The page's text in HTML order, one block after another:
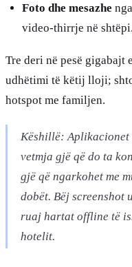
Foto dhe mesazhe
video-thirrje në shtëpi.
Tre deri në pesë gigabajt
udhëtimi të këtij lloji;
hotspot me familjen.
Këshillë: Aplikacionet
vetmja gjë që do ta
gjë që ngarkohet me
dobët. Bëj screenshot
ruaj hartat offline të
hotelit.